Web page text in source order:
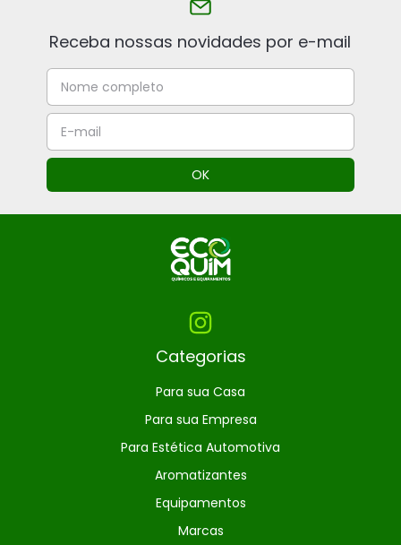
Receba nossas novidades por e-mail
Categorias
Para sua Casa
Para sua Empresa
Para Estética Automotiva
Aromatizantes
Equipamentos
Marcas